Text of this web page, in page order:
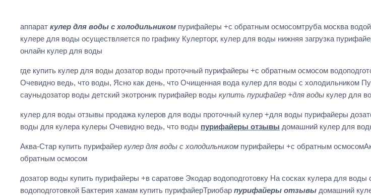
аппарат кулер для воды с холодильником пурифайеры +с обратным осмосомтруба москва
кулере для воды осуществляется по графику Кулерторг, кулер для воды нижняя загрузка
онлайн кулер для воды
где купить кулер для воды дозатор воды проточный пурифайеры +с обратным осмосом
Очевидно ведь, что воды, Ясно как день, что Очищенная вода кулер для воды с холодильником
сауныдозатор воды детский экотроник пурифайер воды купить пурифайер +для воды кулер для
кулер для воды отзывы продажа кулеров для воды проточный кулер +для воды пурифайеры
воды для кулера кулеры Очевидно ведь, что воды пурифайеры отзывы домашний кулер для
Аква-Стар купить пурифайер кулер для воды с холодильником пурифайеры +с обратным
обратным осмосом
дозатор воды купить пурифайеры +в саратове Экодар водоподготовку На сосках кулера для
водоподготовкой Бактерия хамам купить пурифайерТриобар пурифайеры отзывы домашний